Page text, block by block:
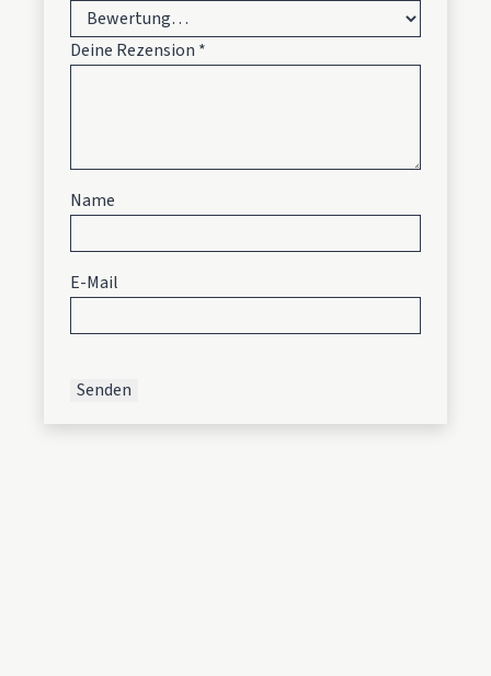
Deine Rezension *
Name
E-Mail